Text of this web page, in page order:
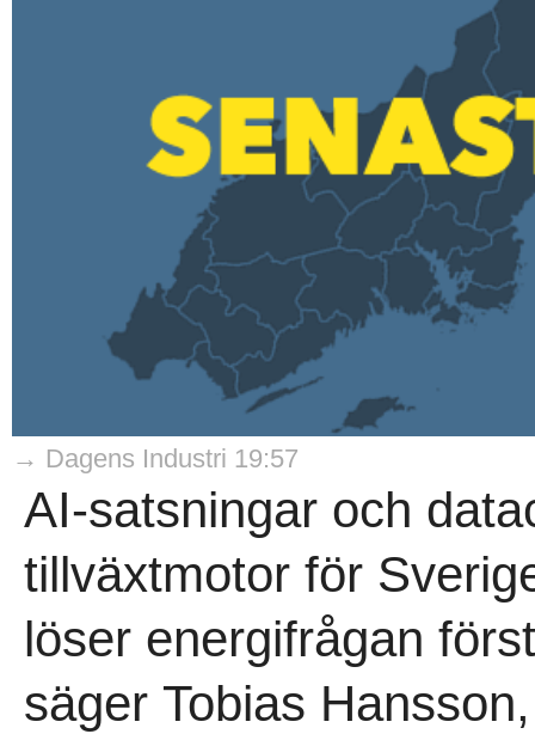
→ Dagens Industri 19:57
AI-satsningar och
tillväxtmotor för
löser energifrågan
säger Tobias